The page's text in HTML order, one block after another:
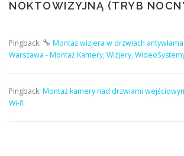
NOKTOWIZYJNĄ (TRYB
Pingback:
Montaż wizjera w drzwiach
Warszawa - Montaż Kamery, Wizjery,
Pingback: Montaż kamery nad drzwiami
Wi-fi